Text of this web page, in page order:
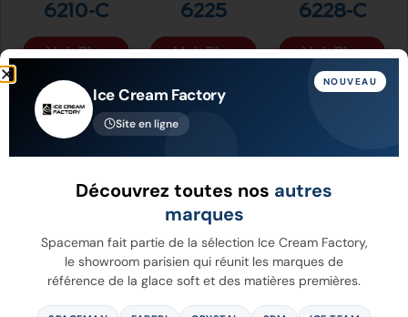
6210-C
Voir Plus
6225
Voir Plus
6228-C
Voir Plus
NOUVEAU
Ice Cream Factory
Site en ligne
Découvrez toutes nos autres
marques
Spaceman fait partie de la sélection Ice Cream Factory,
le showroom parisien qui réunit les marques de
référence de la glace soft et des matières premières.